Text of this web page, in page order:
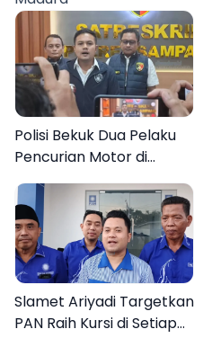
Polisi Bekuk Dua Pelaku
Pencurian Motor di
Bajrasokah Sampang
Slamet Ariyadi Targetkan
PAN Raih Kursi di Setiap